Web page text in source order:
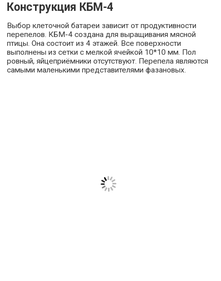
Конструкция КБМ-4
Выбор клеточной батареи зависит от продуктивности
перепелов. КБМ-4 создана для выращивания мясной
птицы. Она состоит из 4 этажей. Все поверхности
выполнены из сетки с мелкой ячейкой 10*10 мм. Пол
ровный, яйцеприёмники отсутствуют. Перепела являются
самыми маленькими представителями фазановых.